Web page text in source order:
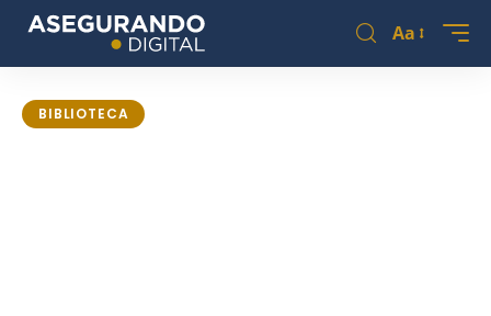
Aa
BIBLIOTECA